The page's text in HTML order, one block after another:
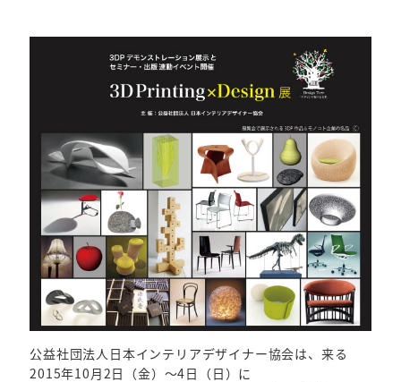
公益社団法人日本インテリアデザイナー協会は、来る
2015年10月2日（金）～4日（日）に